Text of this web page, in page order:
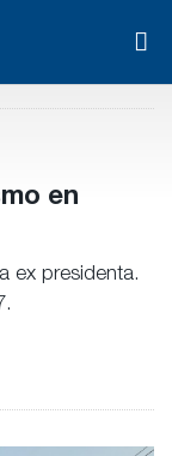
destacó
la OSER
en
ex presidenta.